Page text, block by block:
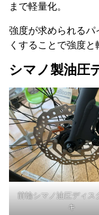
まで軽量化。
強度が求められるパ
くすることで強度と
シマノ製油圧
前輪シマノ油圧ディス
キ